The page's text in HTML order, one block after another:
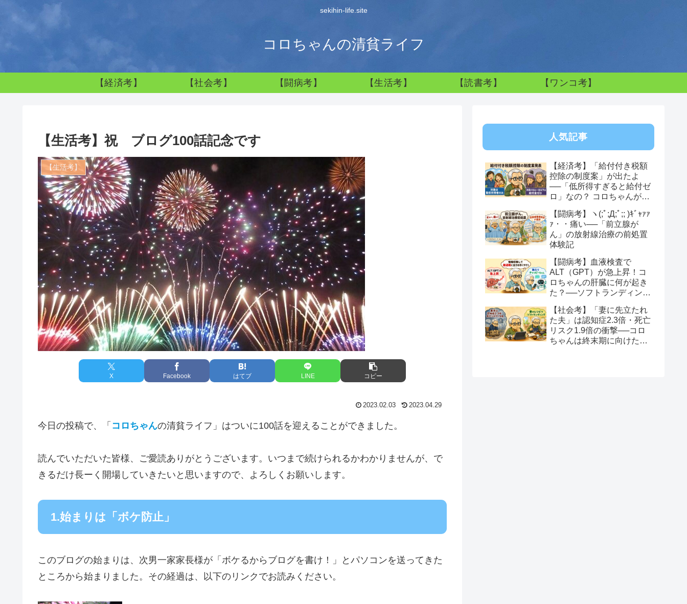
sekihin-life.site
コロちゃんの清貧ライフ
【経済考】 【社会考】 【闘病考】 【生活考】 【読書考】 【ワンコ考】
【生活考】祝 ブログ100話記念です
【生活考】
X Facebook はてブ LINE コピー
2023.02.03 2023.04.29
今日の投稿で、「 コロちゃんの清貧ライフ」はついに100話を迎えることができました。
読んでいただいた皆様、ご愛読ありがとうございます。いつまで続けられるかわかりませんが、で
きるだけ長ーく開場していきたいと思いますので、よろしくお願いします。
1.始まりは「ボケ防止」
このブログの始まりは、次男一家家長様が「ボケるからブログを書け！」とパソコンを送ってきた
ところから始まりました。その経過は、以下のリンクでお読みください。
人気記事
【経済考】「給付付き税額
控除の制度案」が出たよ
──「低所得すぎると給付ゼ
ロ」なの？ コロちゃんが感
【闘病考】ヽ(;ﾟ;Д;ﾟ;; )ｷﾞｬｧｧ
ｧ・・痛い──「前立腺が
ん」の放射線治療の前処置
体験記
【闘病考】血液検査で
ALT（GPT）が急上昇！コ
ロちゃんの肝臓に何が起き
た？──ソフトランディング
方
【社会考】「妻に先立たれ
た夫」は認知症2.3倍・死亡
リスク1.9倍の衝撃──コロ
ちゃんは終末期に向けたソ